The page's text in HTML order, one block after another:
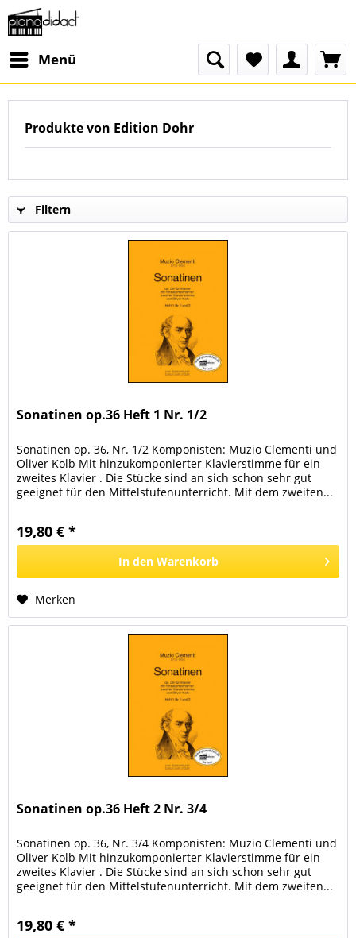
Menü
Produkte von Edition Dohr
Filtern
Sonatinen op.36 Heft 1 Nr. 1/2
Sonatinen op. 36, Nr. 1/2 Komponisten: Muzio Clementi und
Oliver Kolb Mit hinzukomponierter Klavierstimme für ein
zweites Klavier . Die Stücke sind an sich schon sehr gut
geeignet für den Mittelstufenunterricht. Mit dem zweiten...
19,80 € *
In den Warenkorb
Merken
Sonatinen op.36 Heft 2 Nr. 3/4
Sonatinen op. 36, Nr. 3/4 Komponisten: Muzio Clementi und
Oliver Kolb Mit hinzukomponierter Klavierstimme für ein
zweites Klavier . Die Stücke sind an sich schon sehr gut
geeignet für den Mittelstufenunterricht. Mit dem zweiten...
19,80 € *